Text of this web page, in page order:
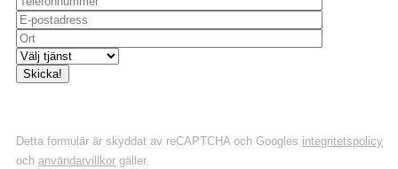
Detta formulär är skyddat av reCAPTCHA och Googles integritetspolicy
och användarvillkor gäller.